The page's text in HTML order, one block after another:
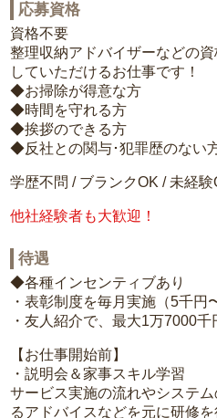
応募資格
資格不要
整理収納アドバイザーなどの
していただけるお仕事です！
◆お掃除が得意な方
◆時間を守れる方
◆挨拶のできる方
◆反社との関与･犯罪歴のない
学歴不問 / ブランクOK / 未経
他社経験者も大歓迎！
待遇
◆各種インセンティブあり
・表彰制度を毎月実施（5千円
・友人紹介で、最大1万7000
【お仕事開始前】
・説明会＆家事スキル学習
サービス実施の流れやシステ
るアドバイスなどを元に研修を